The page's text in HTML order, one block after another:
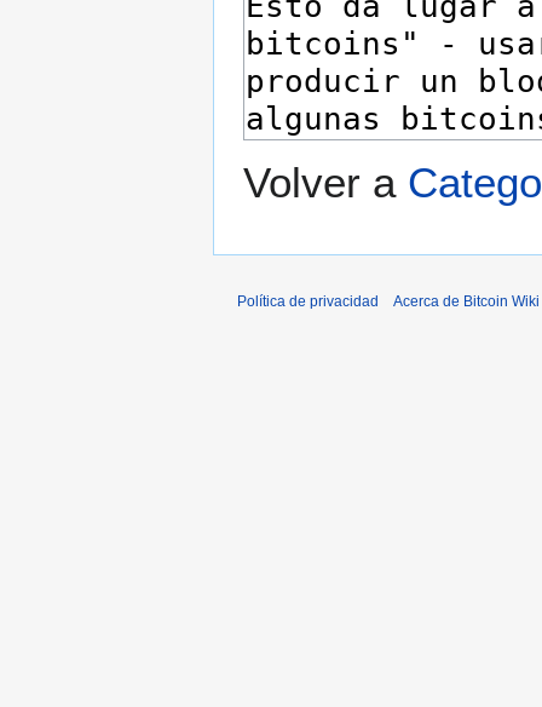
Volver a
Política de privacidad Acerca de Bitcoin Wiki